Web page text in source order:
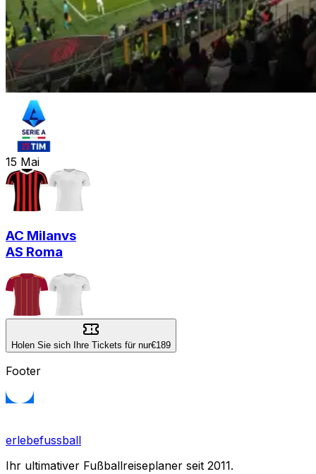
15 Mai
AC Milanvs
AS Roma
Holen Sie sich Ihre Tickets für nur€189
Footer
erlebefussball
Ihr ultimativer Fußballreiseplaner seit 2011.